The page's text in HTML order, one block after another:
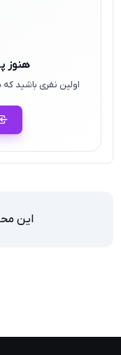
هنوز
اولین نفری باشید
این